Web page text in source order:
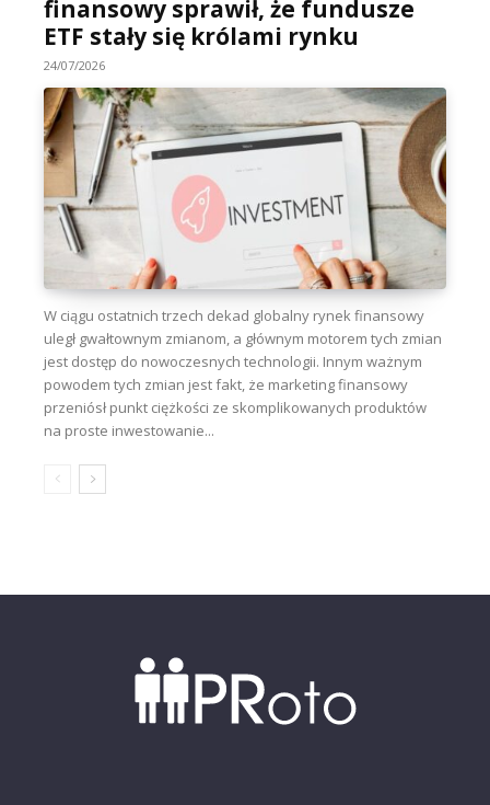
finansowy sprawił, że fundusze
ETF stały się królami rynku
24/07/2026
W ciągu ostatnich trzech dekad globalny rynek finansowy
uległ gwałtownym zmianom, a głównym motorem tych zmian
jest dostęp do nowoczesnych technologii. Innym ważnym
powodem tych zmian jest fakt, że marketing finansowy
przeniósł punkt ciężkości ze skomplikowanych produktów
na proste inwestowanie...